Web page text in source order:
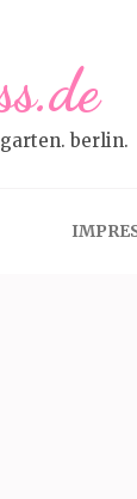
berlin.